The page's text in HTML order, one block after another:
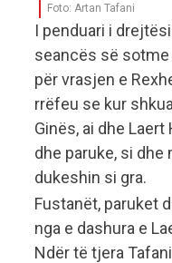
Foto: Artan Tafani
I penduari i
seancës së sotme
për vrasjen e
rrëfeu se kur
Ginës, ai dhe
dhe paruke, si dhe
dukeshin si gra.
Fustanët, paruket
nga e dashura e
Ndër të tjera